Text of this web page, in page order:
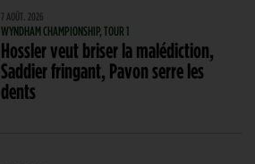
7 AOÛT. 2026
WYNDHAM CHAMPIONSHIP, TOUR 1
Hossler veut briser la malédiction,
Saddier fringant, Pavon serre les
dents